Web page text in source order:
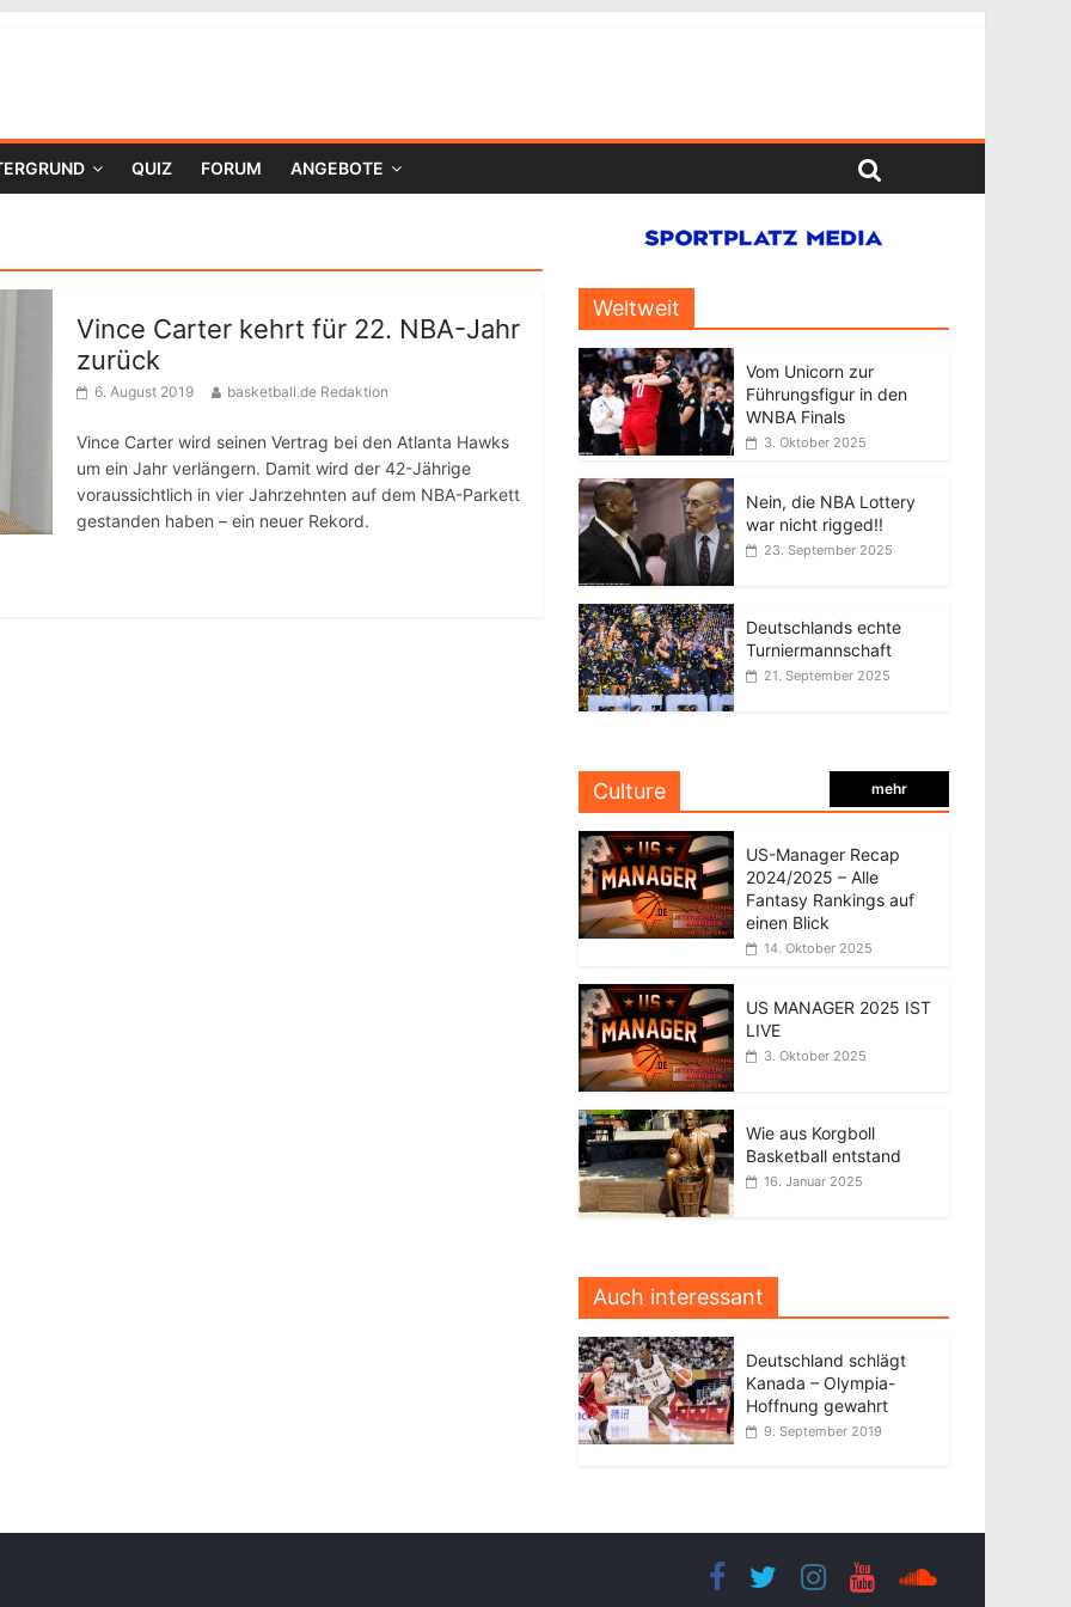
QUIZ FORUM ANGEBOTE
Vince Carter kehrt für 22. NBA-Jahr
zurück
6. August 2019 basketball.de Redaktion
Vince Carter wird seinen Vertrag bei den Atlanta Hawks
um ein Jahr verlängern. Damit wird der 42-Jährige
voraussichtlich in vier Jahrzehnten auf dem NBA-Parkett
gestanden haben – ein neuer Rekord.
Weltweit
Vom Unicorn zur
Führungsfigur in den
WNBA Finals
3. Oktober 2025
Nein, die NBA Lottery
war nicht rigged!!
23. September 2025
Deutschlands echte
Turniermannschaft
21. September 2025
Culture mehr
US-Manager Recap
2024/2025 – Alle
Fantasy Rankings auf
einen Blick
14. Oktober 2025
US MANAGER 2025 IST
LIVE
3. Oktober 2025
Wie aus Korgboll
Basketball entstand
16. Januar 2025
Auch interessant
Deutschland schlägt
Kanada – Olympia-
Hoffnung gewahrt
9. September 2019